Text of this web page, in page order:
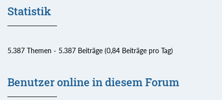
Statistik
5.387 Themen 5.387 Beiträge (0,84 Beiträge pro Tag)
Benutzer online in diesem Forum